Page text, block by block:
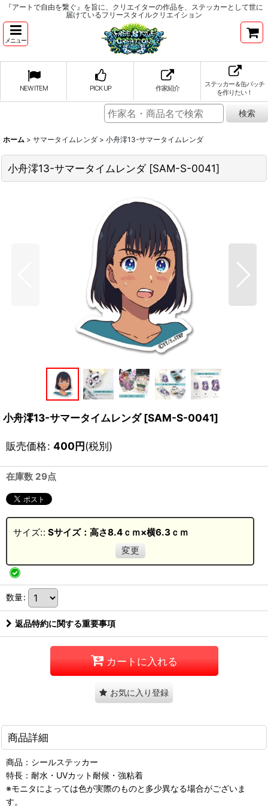
『アートで自由を繋ぐ』を旨に、クリエイターの作品を、ステッカーとして世に
届けているフリースタイルクリエイション
メニュー
NEW ITEM PICK UP 作家紹介
ステッカー＆缶バッチ
を作りたい！
ホーム > サマータイムレンダ > 小舟澪13-サマータイムレンダ
小舟澪13-サマータイムレンダ [SAM-S-0041]
小舟澪13-サマータイムレンダ [SAM-S-0041]
販売価格: 400円(税別)
在庫数 29点
サイズ:: Sサイズ：高さ8.4ｃｍ×横6.3ｃｍ
変更
数量:
返品特約に関する重要事項
カートに入れる
お気に入り登録
商品詳細
商品：シールステッカー
特長：耐水・UVカット耐候・強粘着
※モニタによっては色が実際のものと多少異なる場合がございま
す。